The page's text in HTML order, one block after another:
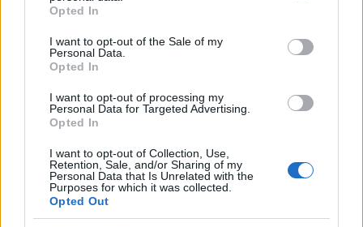
use your data for below specified purposes in below Google
consent section.
Opted In
I want to opt-out of the Sale of my
Personal Data.
Opted In
I want to opt-out of processing my
Personal Data for Targeted Advertising.
Opted In
I want to opt-out of Collection, Use,
Retention, Sale, and/or Sharing of my
Personal Data that Is Unrelated with the
Purposes for which it was collected.
Opted Out
valószínűséggel meghalnak egy adott évben, és
mivel próbálták védeni őket a koronavírustól a fenti
feltételes valószínűség meglehetősen alacsony.
Mikor fejezi ki a Rockenbauer Antal által
kockázatnak nevezett érték azt, amit kockázatnak
érzünk... nem egyszerű. Mindazonáltal egy
életbiztosító cég megközelítése nem lehet nagyon
távol attól, amit Rockenbauer ír. Annak a bizonyos
fenti X csoportnak a tagja, ha bebiztosítaná magát
egy évre, esetleg azt venné észre, hogy duplájára
emelkedik a biztosításának az értéke (persze elég
csekély lehet a biztosítási költség).